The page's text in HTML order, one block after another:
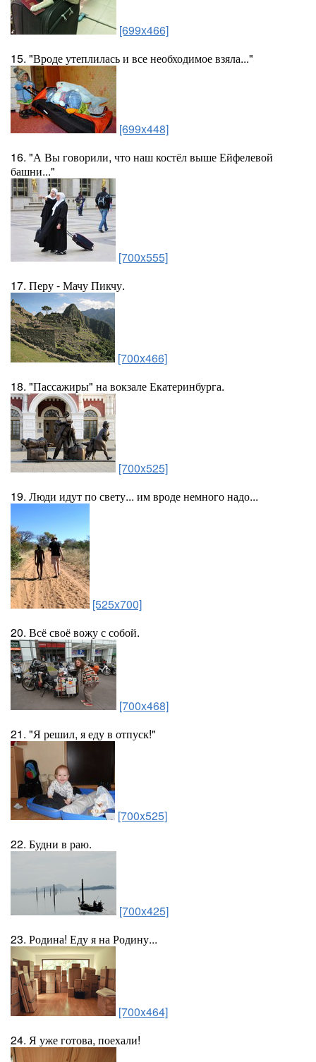
[699x466]
15. "Вроде утеплилась и все необходимое взяла..."
[699x448]
16. "А Вы говорили, что наш костёл выше Ейфелевой
башни..."
[700x555]
17. Перу - Мачу Пикчу.
[700x466]
18. "Пассажиры" на вокзале Екатеринбурга.
[700x525]
19. Люди идут по свету... им вроде немного надо...
[525x700]
20. Всё своё вожу с собой.
[700x468]
21. "Я решил, я еду в отпуск!"
[700x525]
22. Будни в раю.
[700x425]
23. Родина! Еду я на Родину...
[700x464]
24. Я уже готова, поехали!